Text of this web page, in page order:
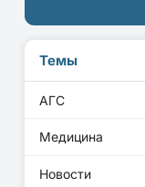
Темы
АГС
Медицина
Новости